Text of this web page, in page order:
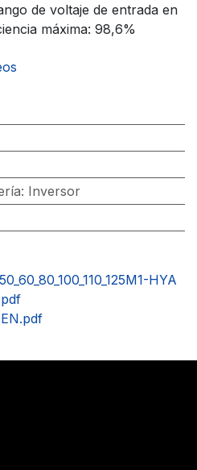
de voltaje de entrada en
máxima: 98,6%
: Inversor
HYA